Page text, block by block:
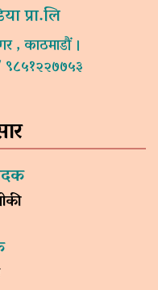
प्रा.लि
, काठमाडौं ।